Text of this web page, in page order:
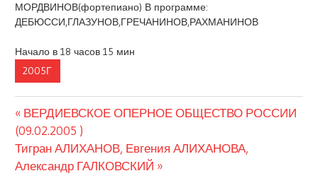
МОРДВИНОВ(фортепиано) В программе:
ДЕБЮССИ,ГЛАЗУНОВ,ГРЕЧАНИНОВ,РАХМАНИНОВ
Начало в 18 часов 15 мин
2005Г
Навигация
по
записям
Предыдущая
запись:
ВЕРДИЕВСКОЕ ОПЕРНОЕ ОБЩЕСТВО РОССИИ
(09.02.2005 )
Следующая
запись:
Тигран АЛИХАНОВ, Евгения АЛИХАНОВА,
Александр ГАЛКОВСКИЙ